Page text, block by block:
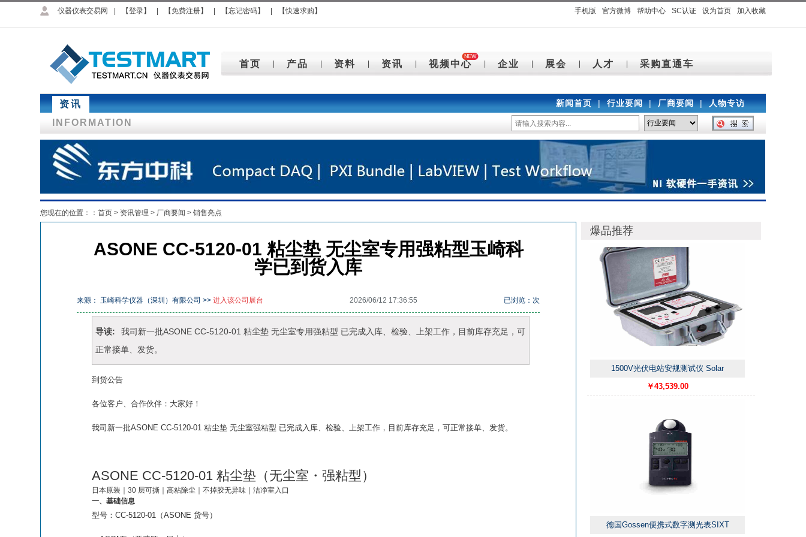
仪器仪表交易网 【登录】 【免费注册】 【忘记密码】 【快速求购】 手机版 官方微博 帮助中心 SC认证 设为首页 加入收藏
首页 产品 资料 资讯
NEW
视频中心 企业 展会 人才 采购直通车
资讯 新闻首页 | 行业要闻 | 厂商要闻 | 人物专访
INFORMATION
您现在的位置：： 首页 > 资讯管理 > 厂商要闻 > 销售亮点
ASONE CC-5120-01 粘尘垫 无尘室专用强粘型玉崎科
学已到货入库
来源： 玉崎科学仪器（深圳）有限公司 >> 进入该公司展台 2026/06/12 17:36:55 已浏览： 次
导读:
我司新一批ASONE CC-5120-01 粘尘垫 无尘室专用强粘型 已完成入库、检验、上架工作，目前库存充足，可
正常接单、发货。
到货公告
各位客户、合作伙伴：大家好！
我司新一批ASONE CC-5120-01 粘尘垫 无尘室强粘型 已完成入库、检验、上架工作，目前库存充足，可正常接单、发货。
ASONE CC-5120-01 粘尘垫（无尘室・强粘型）
日本原装｜30 层可撕｜高粘除尘｜不掉胶无异味｜洁净室入口
一、基础信息
型号 ：CC-5120-01（ASONE 货号）
爆品推荐
1500V光伏电站安规测试仪 Solar
￥43,539.00
德国Gossen便携式数字测光表SIXT